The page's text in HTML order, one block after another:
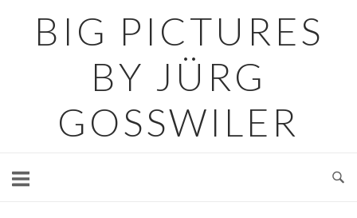
BIG PICTURES
BY JÜRG
GOSSWILER